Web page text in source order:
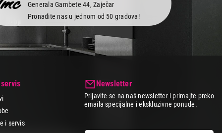
Generala Gambete 44, Zaječar
Pronađite nas u jednom od 50 gradova!
i servis
Newsletter
Prijavite se na naš newsletter i primajte preko
emaila specijalne i ekskluzivne ponude.